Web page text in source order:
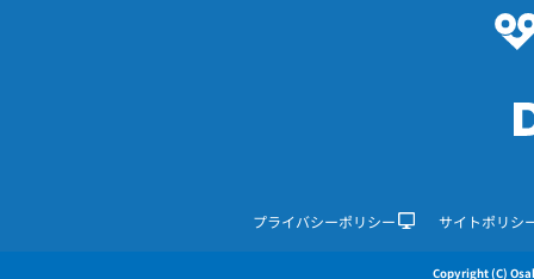
プライバシーポリシー サイトポリシ
Copyright (C)